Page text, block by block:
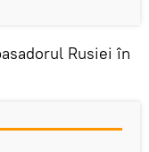
Rusiei în